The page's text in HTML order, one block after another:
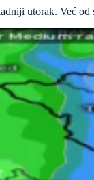
utorak. Već od